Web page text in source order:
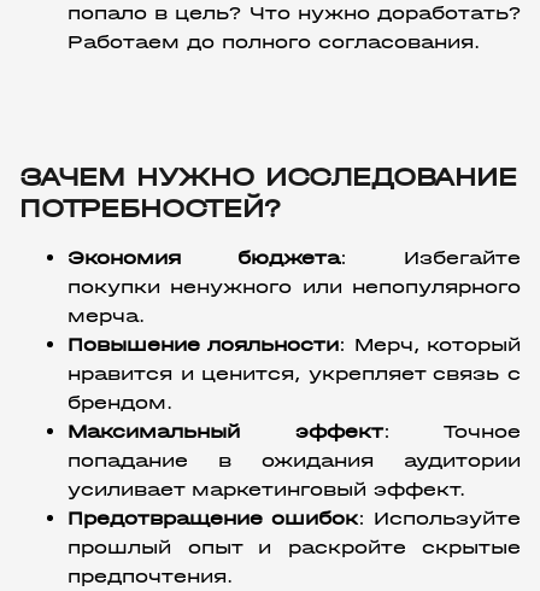
попало в цель? Что нужно доработать?
Работаем до полного согласования.
ЗАЧЕМ НУЖНО ИССЛЕДОВАНИЕ
ПОТРЕБНОСТЕЙ?
Экономия бюджета:
Избегайте
покупки ненужного или непопулярного
мерча.
Повышение лояльности: Мерч, который
нравится и ценится, укрепляет связь с
брендом.
Максимальный эффект: Точное
попадание в ожидания аудитории
усиливает маркетинговый эффект.
Предотвращение ошибок: Используйте
прошлый опыт и раскройте скрытые
предпочтения.